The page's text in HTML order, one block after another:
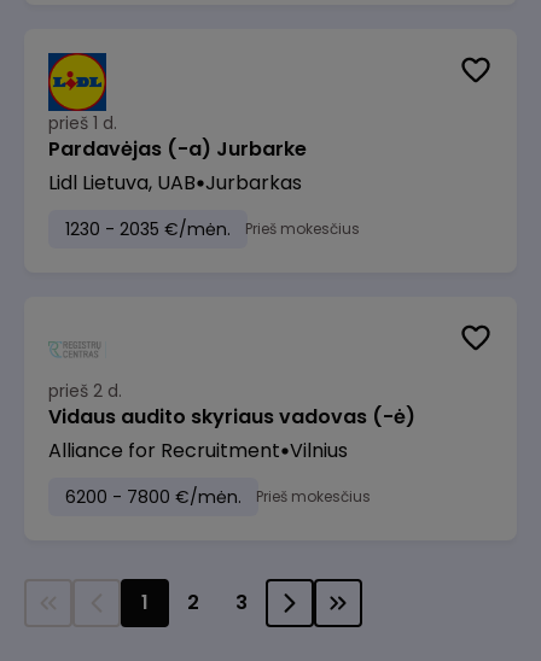
prieš 1 d.
Pardavėjas (-a) Jurbarke
Lidl Lietuva, UAB Jurbarkas
1230 - 2035 €/mėn. Prieš mokesčius
prieš 2 d.
Vidaus audito skyriaus vadovas (-ė)
Alliance for Recruitment Vilnius
6200 - 7800 €/mėn. Prieš mokesčius
1 2 3